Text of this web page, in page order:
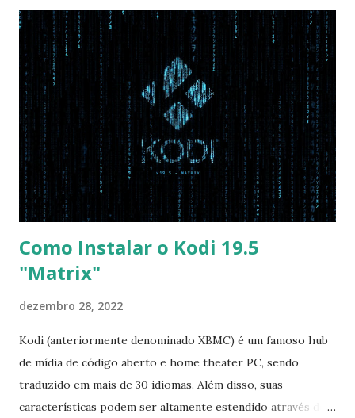
com Win, deixe essa opção no Auto ) Set AHCI Mode ->
Disabled USB S3 Wake-up -> Enabled Boot: Secure Boot ->
Disabled OS Mode Selection -> UEFI and CSM OS (Essa
opção garante boot com Win e Linux) Boot > Boot Priority
Order USB HDD: SATA CD: SATA HDD: Essa ordem de boot
vai garantir que ele tente primeiro o boot pela USB, depois
pelo CD e por último no HD. Apenas as opções acima são
as necessá...
Como Instalar o Kodi 19.5
"Matrix"
dezembro 28, 2022
Kodi (anteriormente denominado XBMC) é um famoso hub
de mídia de código aberto e home theater PC, sendo
traduzido em mais de 30 idiomas. Além disso, suas
características podem ser altamente estendido através de